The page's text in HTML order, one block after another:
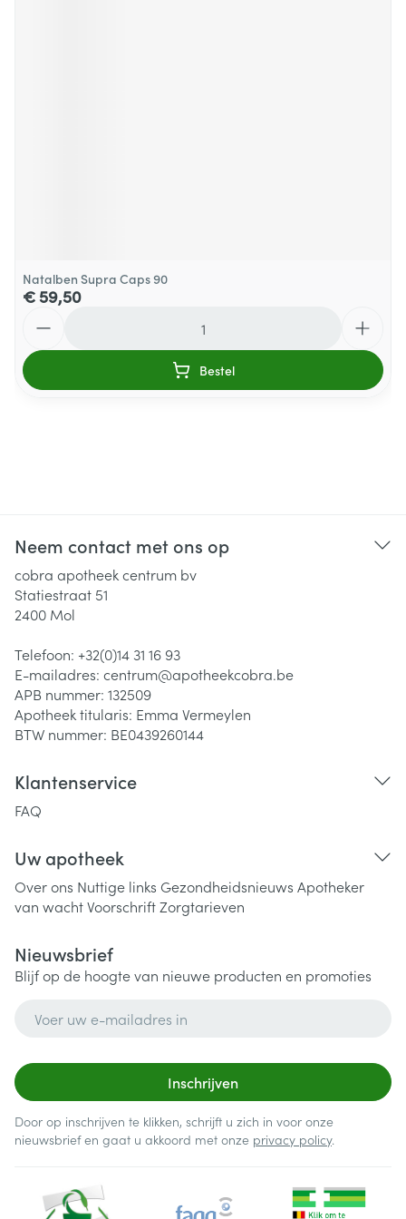
Natalben Supra Caps 90
€ 59,50
Bestel
Neem contact met ons op
cobra apotheek centrum bv
Statiestraat 51
2400 Mol
Telefoon: +32(0)14 31 16 93
E-mailadres: centrum@apotheekcobra.be
APB nummer: 132509
Apotheek titularis: Emma Vermeylen
BTW nummer: BE0439260144
Klantenservice
FAQ
Uw apotheek
Over ons Nuttige links Gezondheidsnieuws Apotheker
van wachtVoorschriftZorgtarieven
Nieuwsbrief
Blijf op de hoogte van nieuwe producten en promoties
Inschrijven
Door op inschrijven te klikken, schrijft u zich in voor onze
nieuwsbrief en gaat u akkoord met onze privacy policy.